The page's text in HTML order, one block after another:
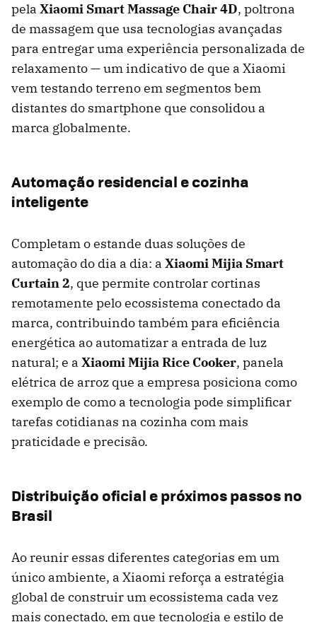
pela Xiaomi Smart Massage Chair 4D, poltrona
de massagem que usa tecnologias avançadas
para entregar uma experiência personalizada de
relaxamento — um indicativo de que a Xiaomi
vem testando terreno em segmentos bem
distantes do smartphone que consolidou a
marca globalmente.
Automação residencial e cozinha
inteligente
Completam o estande duas soluções de
automação do dia a dia: a Xiaomi Mijia Smart
Curtain 2, que permite controlar cortinas
remotamente pelo ecossistema conectado da
marca, contribuindo também para eficiência
energética ao automatizar a entrada de luz
natural; e a Xiaomi Mijia Rice Cooker, panela
elétrica de arroz que a empresa posiciona como
exemplo de como a tecnologia pode simplificar
tarefas cotidianas na cozinha com mais
praticidade e precisão.
Distribuição oficial e próximos passos no
Brasil
Ao reunir essas diferentes categorias em um
único ambiente, a Xiaomi reforça a estratégia
global de construir um ecossistema cada vez
mais conectado, em que tecnologia e estilo de